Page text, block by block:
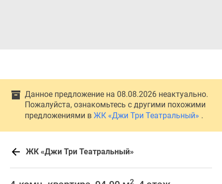
Данное предложение на 08.08.2026 неактуально.
Пожалуйста, ознакомьтесь с другими похожими
предложениями в ЖК «Джи Три Театральный» .
ЖК «Джи Три Театральный»
2